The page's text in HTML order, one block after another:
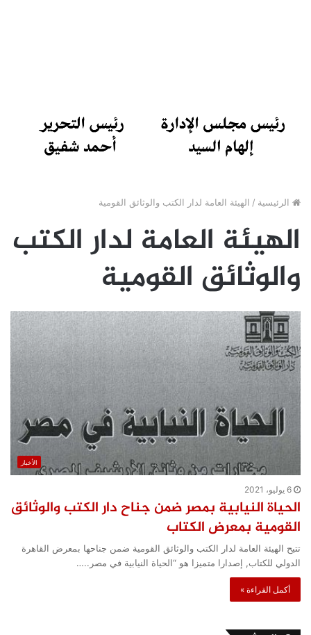
الرئيسية / الهيئة العامة لدار الكتب والوثائق القومية
الهيئة العامة لدار الكتب
والوثائق القومية
الأخبار
6 يوليو، 2021
الحياة النيابية بمصر ضمن جناح دار الكتب والوثائق
القومية بمعرض الكتاب
تتيح الهيئة العامة لدار الكتب والوثائق القومية ضمن جناحها بمعرض القاهرة
الدولي للكتاب, إصدارا متميزا هو “الحياة النيابية في مصر..…
أكمل القراءة »